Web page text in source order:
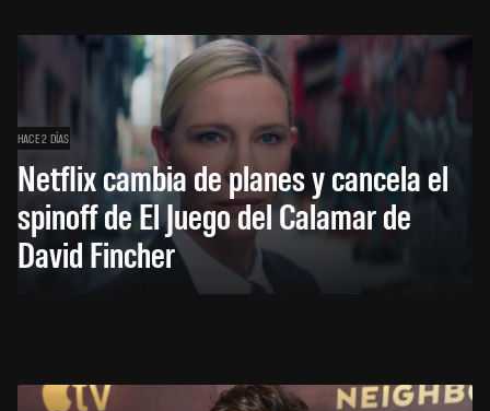
HACE 2 DÍAS
Netflix cambia de planes y cancela el
spinoff de El Juego del Calamar de
David Fincher